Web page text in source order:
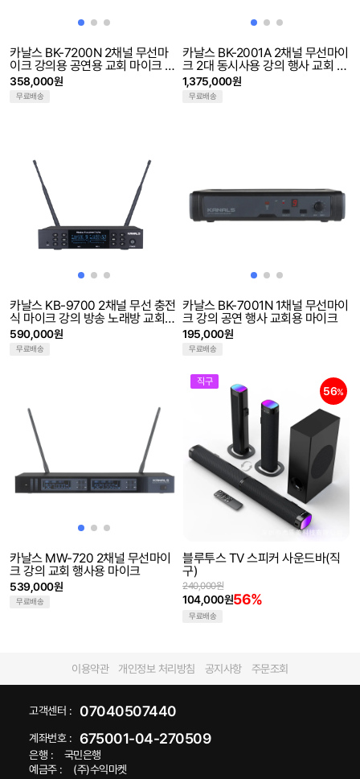
카날스 BK-7200N 2채널 무선마
이크 강의용 공연용 교회 마이크 깨
끗한 음질 노이즈 최소화
358,000원
무료배송
카날스 BK-2001A 2채널 무선마이
크 2대 동시사용 강의 행사 교회 마
이크 고음질 무선마이크
1,375,000원
무료배송
카날스 KB-9700 2채널 무선 충전
식 마이크 강의 방송 노래방 교회
행사용 마이크
590,000원
무료배송
카날스 BK-7001N 1채널 무선마이
크 강의 공연 행사 교회용 마이크
195,000원
무료배송
카날스 MW-720 2채널 무선마이
크 강의 교회 행사용 마이크
539,000원
무료배송
직구
56%
블루투스 TV 스피커 사운드바(직
구)
104,000원56%
240,000원
무료배송
이용약관 개인정보 처리방침 공지사항 주문조회
고객센터 : 07040507440
계좌번호 : 675001-04-270509
은행 :
국민은행
예금주 :
(주)수익마켓